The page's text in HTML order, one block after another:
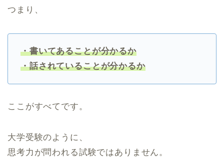
つまり、
・書いてあることが分かるか
・話されていることが分かるか
ここがすべてです。
大学受験のように、
思考力が問われる試験ではありません。